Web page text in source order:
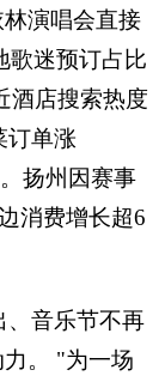
演唱会直接
歌迷预订占比
酒店搜索热度
订单涨
扬州因赛事
消费增长超6
、音乐节不再
。 "为一场